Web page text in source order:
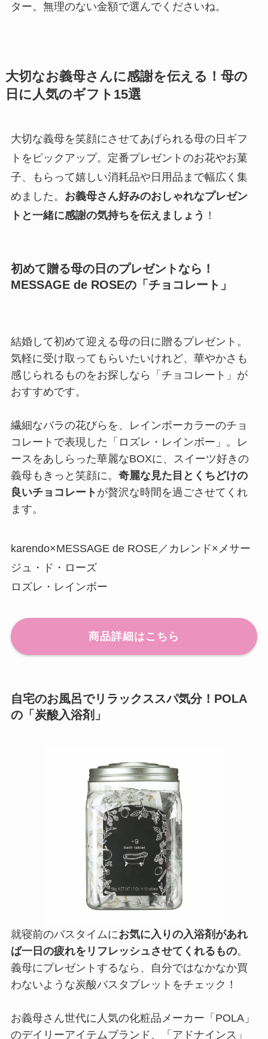
ター。無理のない金額で選んでくださいね。
大切なお義母さんに感謝を伝える！母の
日に人気のギフト15選
大切な義母を笑顔にさせてあげられる母の日ギフ
トをピックアップ。定番プレゼントのお花やお菓
子、もらって嬉しい消耗品や日用品まで幅広く集
めました。 お義母さん好みのおしゃれなプレゼン
トと一緒に感謝の気持ちを伝えましょう ！
初めて贈る母の日のプレゼントなら！
MESSAGE de ROSEの「チョコレート」
結婚して初めて迎える母の日に贈るプレゼント。
気軽に受け取ってもらいたいけれど、華やかさも
感じられるものをお探しなら「チョコレート」が
おすすめです。
繊細なバラの花びらを、レインボーカラーのチョ
コレートで表現した「ロズレ・レインボー」。レ
ースをあしらった華麗なBOXに、スイーツ好きの
義母もきっと笑顔に。 奇麗な見た目とくちどけの
良いチョコレート が贅沢な時間を過ごさせてくれ
ます。
karendo×MESSAGE de ROSE／カレンド×メサー
ジュ・ド・ローズ
ロズレ・レインボー
商品詳細はこちら
自宅のお風呂でリラックススパ気分！POLA
の「炭酸入浴剤」
就寝前のバスタイムにお気に入りの入浴剤があれ
ば一日の疲れをリフレッシュさせてくれるもの。
義母にプレゼントするなら、自分ではなかなか買
わないような炭酸バスタブレットをチェック！
お義母さん世代に人気の化粧品メーカー「POLA」
のデイリーアイテムブランド、「アドナインス」